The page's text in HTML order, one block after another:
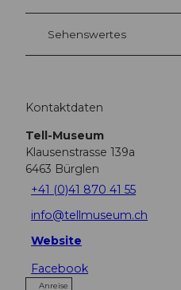
Sehenswertes
Kontaktdaten
Tell-Museum
Klausenstrasse 139a
6463 Bürglen
+41 (0)41 870 41 55
info@tellmuseum.ch
Website
Facebook
Anreise